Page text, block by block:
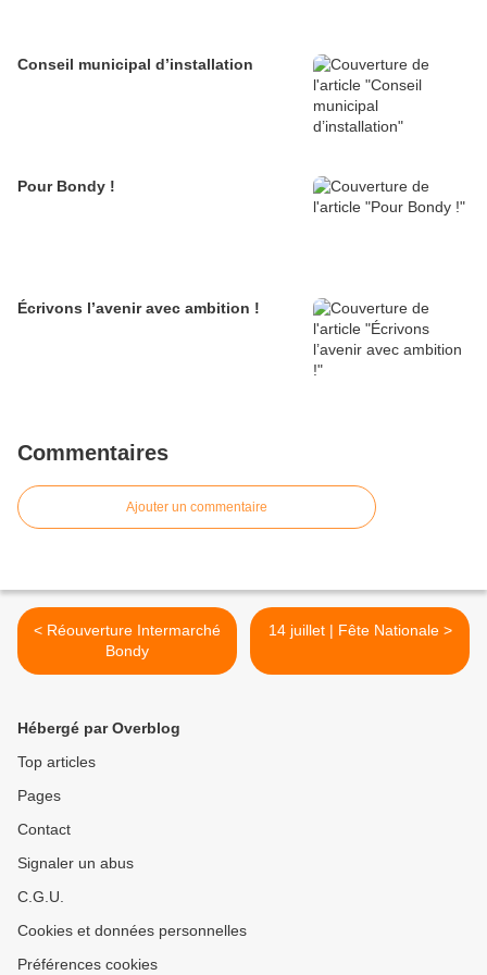
Conseil municipal d’installation
Pour Bondy !
Écrivons l’avenir avec ambition !
Commentaires
Ajouter un commentaire
< Réouverture Intermarché
Bondy
14 juillet | Fête Nationale >
Hébergé par Overblog
Top articles
Pages
Contact
Signaler un abus
C.G.U.
Cookies et données personnelles
Préférences cookies